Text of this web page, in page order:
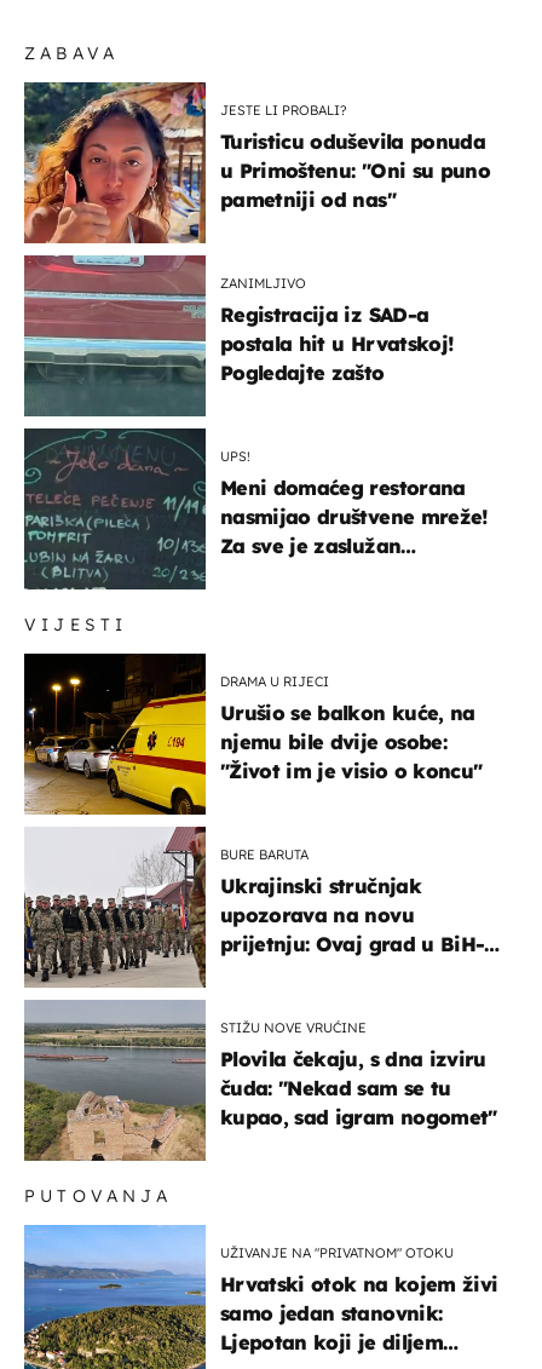
VIJESTI
DRAMA U RIJECI
Urušio se balkon kuće, na
njemu bile dvije osobe:
"Život im je visio o koncu"
BURE BARUTA
Ukrajinski stručnjak
upozorava na novu
prijetnju: Ovaj grad u BiH-u
STIŽU NOVE VRUĆINE
Plovila čekaju, s dna izviru
čuda: "Nekad sam se tu
kupao, sad igram nogomet"
ZABAVA
JESTE LI PROBALI?
Turisticu oduševila ponuda
u Primoštenu: "Oni su puno
pametniji od nas"
ZANIMLJIVO
Registracija iz SAD-a
postala hit u Hrvatskoj!
Pogledajte zašto
UPS!
Meni domaćeg restorana
nasmijao društvene mreže!
Za sve je zaslužan
PUTOVANJA
UŽIVANJE NA "PRIVATNOM" OTOKU
Hrvatski otok na kojem živi
samo jedan stanovnik:
Ljepotan koji je diljem